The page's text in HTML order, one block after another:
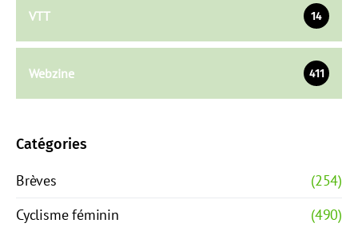
VTT 14
Webzine 411
Catégories
Brèves
(254)
Cyclisme féminin
(490)